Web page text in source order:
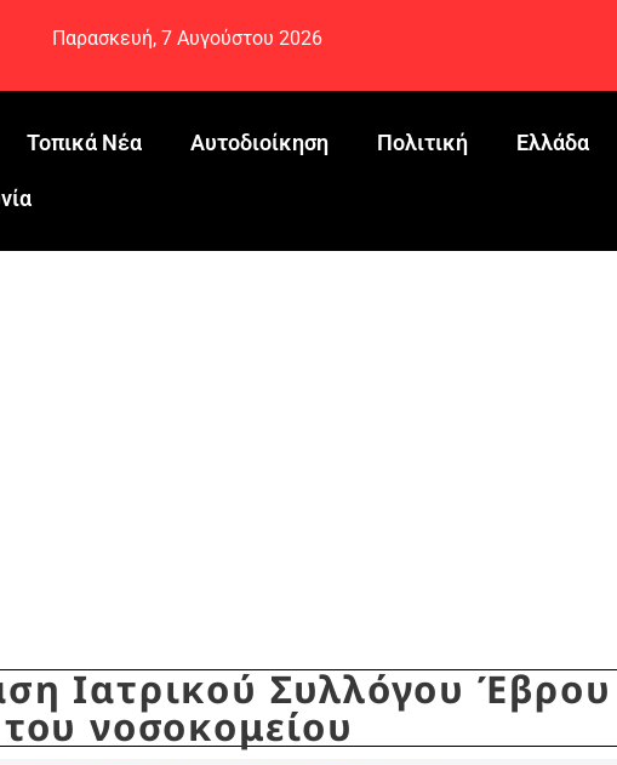
Παρασκευή, 7 Αυγούστου 2026
Τοπικά Νέα Αυτοδιοίκηση Πολιτική Ελλάδα
Ιατρικού Συλλόγου Έβρου
νοσοκομείου